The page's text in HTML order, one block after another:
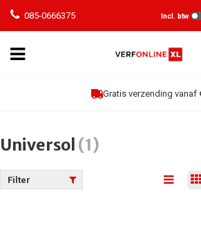
085-0666375 Incl. btw
Gratis verzending vanaf
Universol (1)
Filter